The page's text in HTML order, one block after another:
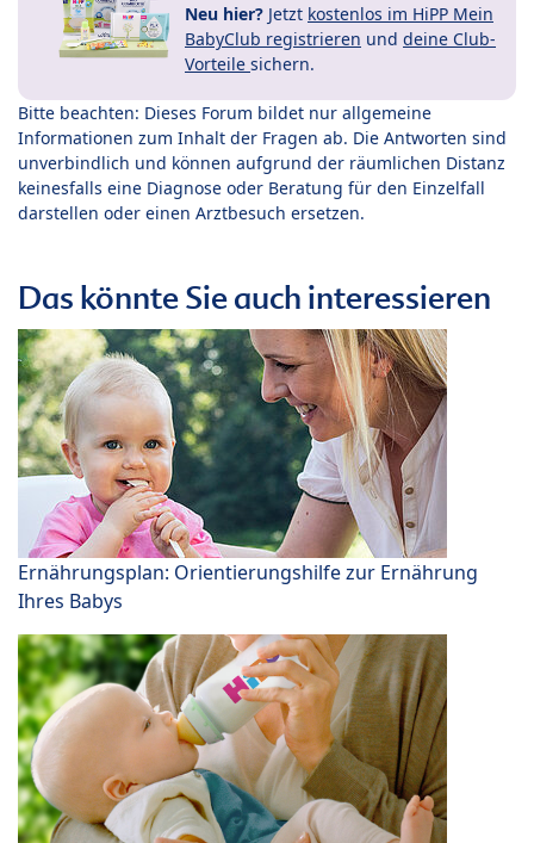
Neu hier? Jetzt kostenlos im HiPP Mein
BabyClub registrieren und deine Club-
Vorteile sichern.
Bitte beachten: Dieses Forum bildet nur allgemeine
Informationen zum Inhalt der Fragen ab. Die Antworten sind
unverbindlich und können aufgrund der räumlichen Distanz
keinesfalls eine Diagnose oder Beratung für den Einzelfall
darstellen oder einen Arztbesuch ersetzen.
Das könnte Sie auch interessieren
Ernährungsplan: Orientierungshilfe zur Ernährung
Ihres Babys